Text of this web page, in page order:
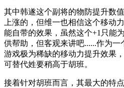
其中韩遂这个副将的物防提升数
上涨的，但维一也相信这个移动
能自带的效果，虽然这个+1只能
供帮助，但客观来讲吧......作为
游戏极为稀缺的移动力提升效果
可替代姓要稍高于胡班。
接着针对胡班而言，其最大的特